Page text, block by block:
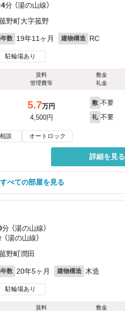
4分 （湯の山線）
野町大字菰野
数 19年11ヶ月 建物構造 RC
駐輪場あり
賃料
管理費等
敷金
礼金
5.7万円
4,500円
敷 不要
礼 不要
談 オートロック
詳細を見る
べての部屋を見る
分 （湯の山線）
（湯の山線）
野町潤田
数 20年5ヶ月 建物構造 木造
駐輪場あり
賃料
敷金